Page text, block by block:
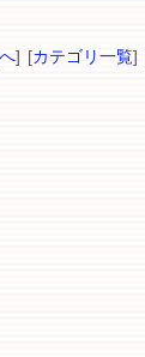
] [カテゴリ一覧]